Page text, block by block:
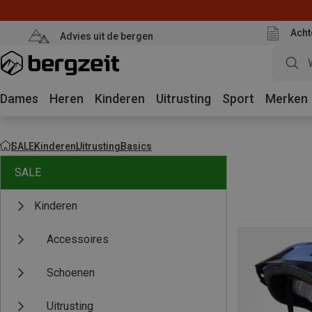
Advies uit de bergen
Dames Heren Kinderen Uitrusting Sport Merken
SALEKinderenUitrustingBasics
SALE
Kinderen
Accessoires
Schoenen
Uitrusting